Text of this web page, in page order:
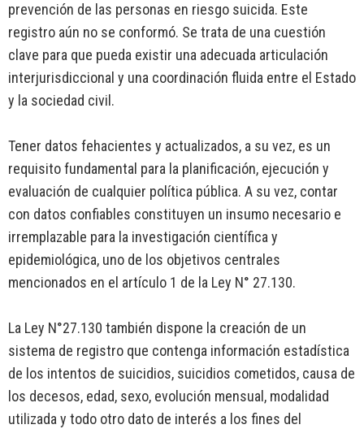
prevención de las personas en riesgo suicida. Este
registro aún no se conformó. Se trata de una cuestión
clave para que pueda existir una adecuada articulación
interjurisdiccional y una coordinación fluida entre el Estado
y la sociedad civil.
Tener datos fehacientes y actualizados, a su vez, es un
requisito fundamental para la planificación, ejecución y
evaluación de cualquier política pública. A su vez, contar
con datos confiables constituyen un insumo necesario e
irremplazable para la investigación científica y
epidemiológica, uno de los objetivos centrales
mencionados en el artículo 1 de la Ley N° 27.130.
La Ley N°27.130 también dispone la creación de un
sistema de registro que contenga información estadística
de los intentos de suicidios, suicidios cometidos, causa de
los decesos, edad, sexo, evolución mensual, modalidad
utilizada y todo otro dato de interés a los fines del